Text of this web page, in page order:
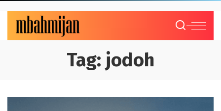
Tag: jodoh